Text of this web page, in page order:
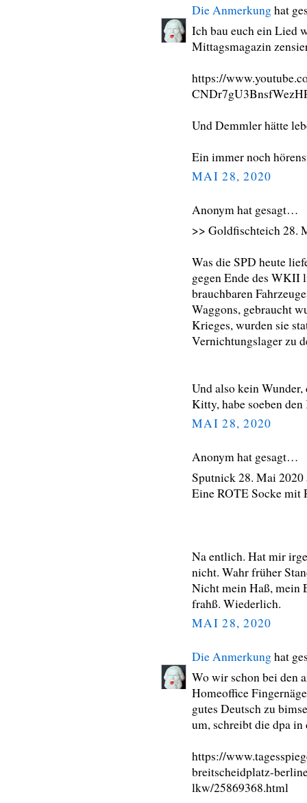
Die Anmerkunghat
Ich bau euch ein Lied
Mittagsmagazin
https://
Und Demmler hätte
Ein immer noch
MAI 28, 2020
Anonym hat gesagt…
>> Goldfischteich 28.
Was die SPD heute
gegen Ende des WKII
brauchbaren
Waggons, gebraucht
Krieges, wurden sie
Vernichtungslager zu
Und also kein
Kitty, habe soeben
MAI 28, 2020
Anonym hat gesagt…
Sputnick 28. Mai 2020
Eine ROTE Socke mit
Na entlich. Hat mir
nicht. Wahr früher
Nicht mein Haß, mein
frahß. Wiederlich.
MAI 28, 2020
Die Anmerkunghat
Wo wir schon bei den
Homeoffice
gutes Deutsch zu
um, schreibt die dpa in
https://
breitscheidplatz-
lkw/25869368.html